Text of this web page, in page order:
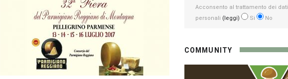
Acconsento al trattamento dei dati
personali (leggi) Si No
COMMUNITY